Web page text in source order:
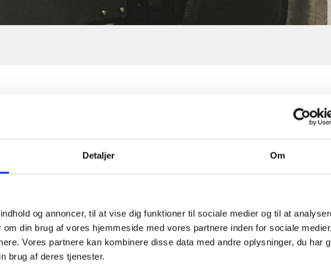
Detaljer Om
og annoncer, til at vise dig funktioner til sociale medier og til at
din brug af vores hjemmeside med vores partnere inden for sociale
Vores partnere kan kombinere disse data med andre oplysninger, du har
brug af deres tjenester.
er siden vokset til en stor, international virksomhed
og Maskinværksted.
til én fælles virksomhed.